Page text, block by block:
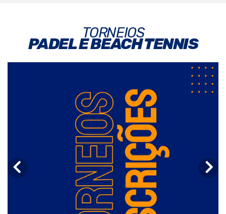
TORNEIOS
PADEL E BEACH TENNIS